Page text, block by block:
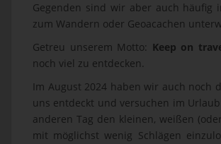
Gegenden sind wir aber auch häufig
zum Wandern oder Geoacachen
Getreu unserem Motto: Keep on
noch viel zu entdecken.
Im August 2024 haben wir auch noch
uns entdeckt und versuchen im
anderen Tag den kleinen, weißen
mit möglichst wenig Schlägen